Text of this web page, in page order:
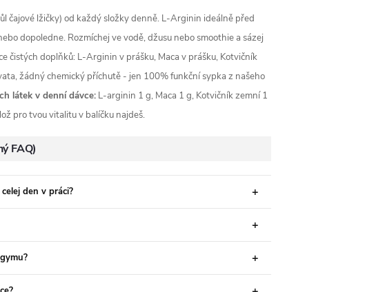
čajové lžičky) od každý složky denně. L-Arginin ideálně před
dopoledne. Rozmíchej ve vodě, džusu nebo smoothie a sázej
čistých doplňků: L-Arginin v prášku, Maca v prášku, Kotvičník
žádný chemický příchutě - jen 100% funkční sypka z našeho
látek v denní dávce: L-arginin 1 g, Maca 1 g, Kotvičník zemní 1
pro tvou vitalitu v balíčku najdeš.
FAQ)
den v práci?